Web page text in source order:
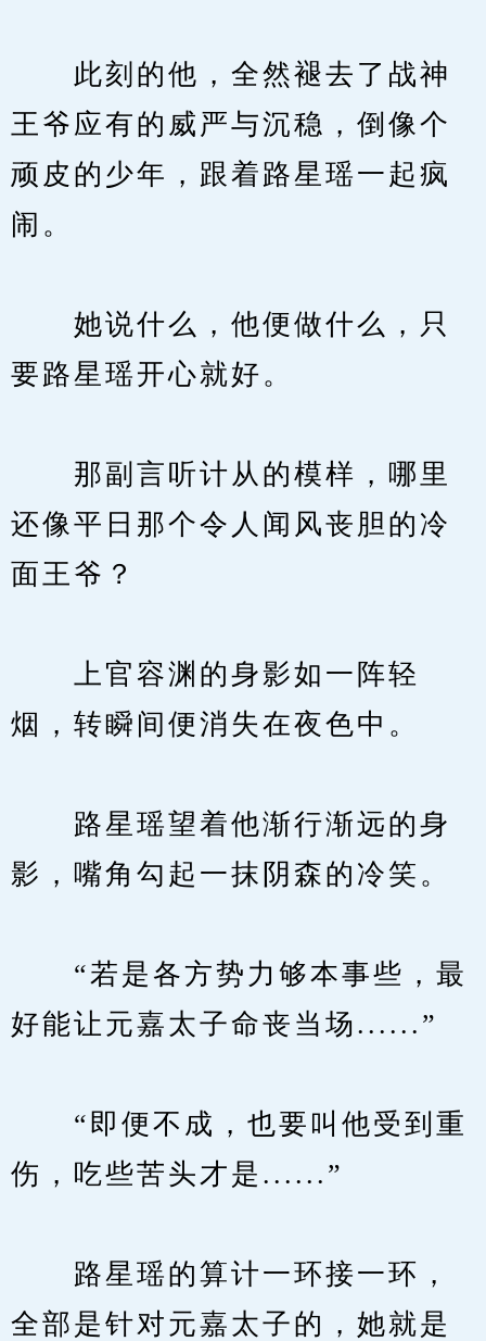
此刻的他，全然褪去了战神
王爷应有的威严与沉稳，倒像个
顽皮的少年，跟着路星瑶一起疯
闹。
她说什么，他便做什么，只
要路星瑶开心就好。
那副言听计从的模样，哪里
还像平日那个令人闻风丧胆的冷
面王爷？
上官容渊的身影如一阵轻
烟，转瞬间便消失在夜色中。
路星瑶望着他渐行渐远的身
影，嘴角勾起一抹阴森的冷笑。
“若是各方势力够本事些，最
好能让元嘉太子命丧当场......”
“即便不成，也要叫他受到重
伤，吃些苦头才是......”
路星瑶的算计一环接一环，
全部是针对元嘉太子的，她就是